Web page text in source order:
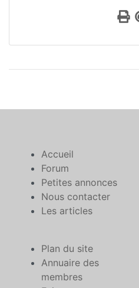
Accueil
Forum
Petites annonces
Nous contacter
Les articles
Plan du site
Annuaire des
membres